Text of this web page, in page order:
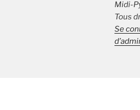
Midi-
Tous
Se